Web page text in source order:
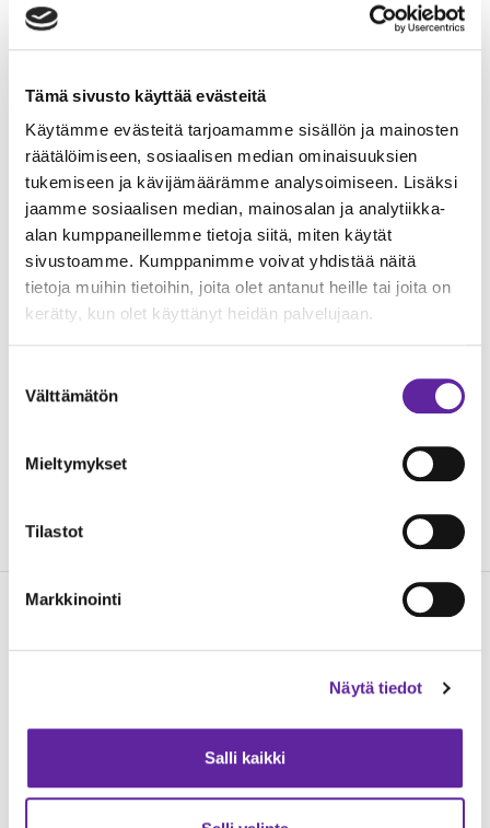
Tämä sivusto käyttää evästeitä
Käytämme evästeitä tarjoamamme sisällön ja mainosten
räätälöimiseen, sosiaalisen median ominaisuuksien
tukemiseen ja kävijämäärämme analysoimiseen. Lisäksi
jaamme sosiaalisen median, mainosalan ja analytiikka-
alan kumppaneillemme tietoja siitä, miten käytät
sivustoamme. Kumppanimme voivat yhdistää näitä
tietoja muihin tietoihin, joita olet antanut heille tai joita on
kerätty, kun olet käyttänyt heidän palvelujaan.
valinta
Välttämätön
Mieltymykset
Tilastot
Markkinointi
Näytä tiedot
Salli kaikki
onnistumiselle myös jatkossa.
hiilineutraalius, vihreä siirtymä ja kiertotalous,
vaikuttavat rakennusalalla yhä vahvemmin.
Vastuullisuuteen liittyvien vaatimusten, toimien
ja odotusten vauhti kiihtyy ja muuttaa koko alaa.
Jatke aloitti vuonna 2022 vastuullisuuden eri osa-
alueiden tavoitteiden mittaamisen
vastuullisuusohjelmansa mukaisesti.
”Vuosi 2022 oli monella tapaa poikkeuksellinen
strategiamme mukaisesti jatkamaan kannattavaa
joukossa”, sanoo konsernijohtaja
Lue seuraavaksi